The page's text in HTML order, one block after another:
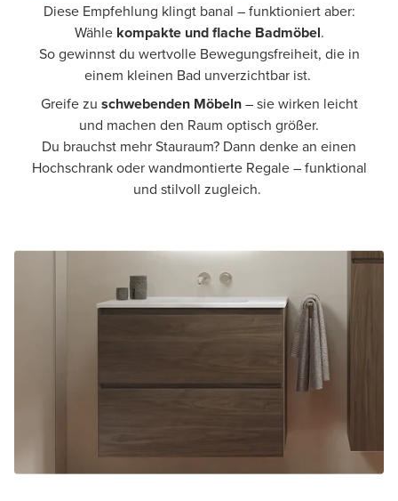
Diese Empfehlung klingt banal – funktioniert aber:
Wähle kompakte und flache Badmöbel.
So gewinnst du wertvolle Bewegungsfreiheit, die in
einem kleinen Bad unverzichtbar ist.
Greife zu schwebenden Möbeln– sie wirken leicht
und machen den Raum optisch größer.
Du brauchst mehr Stauraum? Dann denke an einen
Hochschrank oder wandmontierte Regale – funktional
und stilvoll zugleich.